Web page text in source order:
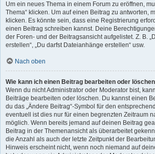
Um ein neues Thema in einem Forum zu eröffnen,
Thema“ klicken. Um auf einen Beitrag zu antworten,
klicken. Es könnte sein, dass eine Registrierung
einen Beitrag schreiben kannst. Deine
der Foren- und der Beitragsansicht aufgelistet. Z. B.
erstellen“, „Du darfst Dateianhänge erstellen“ usw.
Nach oben
Wie kann ich einen Beitrag bearbeiten oder
Wenn du nicht Administrator oder Moderator bist,
Beiträge bearbeiten oder löschen. Du kannst einen
du das „Ändere Beitrag“-Symbol für den
eventuell ist dies nur für einen begrenzten Zeitraum
möglich. Wenn bereits jemand auf deinen Beitrag
Beitrag in der Themenansicht als überarbeitet
die Anzahl als auch der letzte Zeitpunkt der
Hinweis erscheint nicht, wenn noch niemand auf